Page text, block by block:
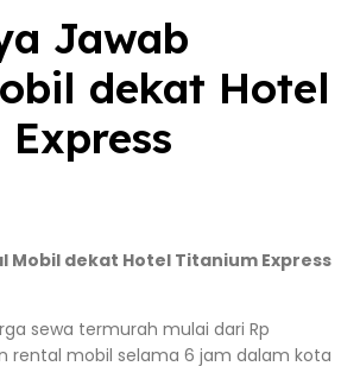
Jawab
dekat Hotel
Mobil dekat Hotel Titanium Express
sewa termurah mulai dari Rp
rental mobil selama 6 jam dalam kota